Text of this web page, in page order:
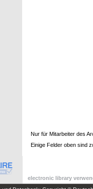
Nur für Mitarbeiter des
Einige Felder oben sind
electronic library